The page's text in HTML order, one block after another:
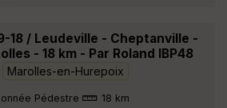
18 / Leudeville - Cheptanville -
- 18 km - Par Roland IBP48
Marolles-en-Hurepoix
Pédestre 18 km